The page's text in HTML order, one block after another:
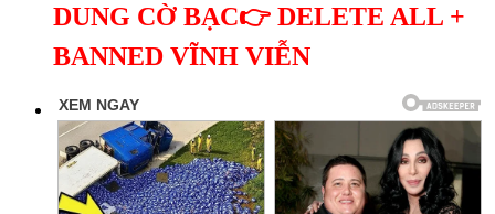
DUNG CỜ BẠC👉 DELETE ALL +
BANNED VĨNH VIỄN